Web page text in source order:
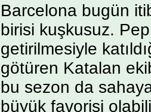
Barcelona bugün
birisi kuşkusuz. Pep
getirilmesiyle
götüren Katalan
bu sezon da
büyük favorisi